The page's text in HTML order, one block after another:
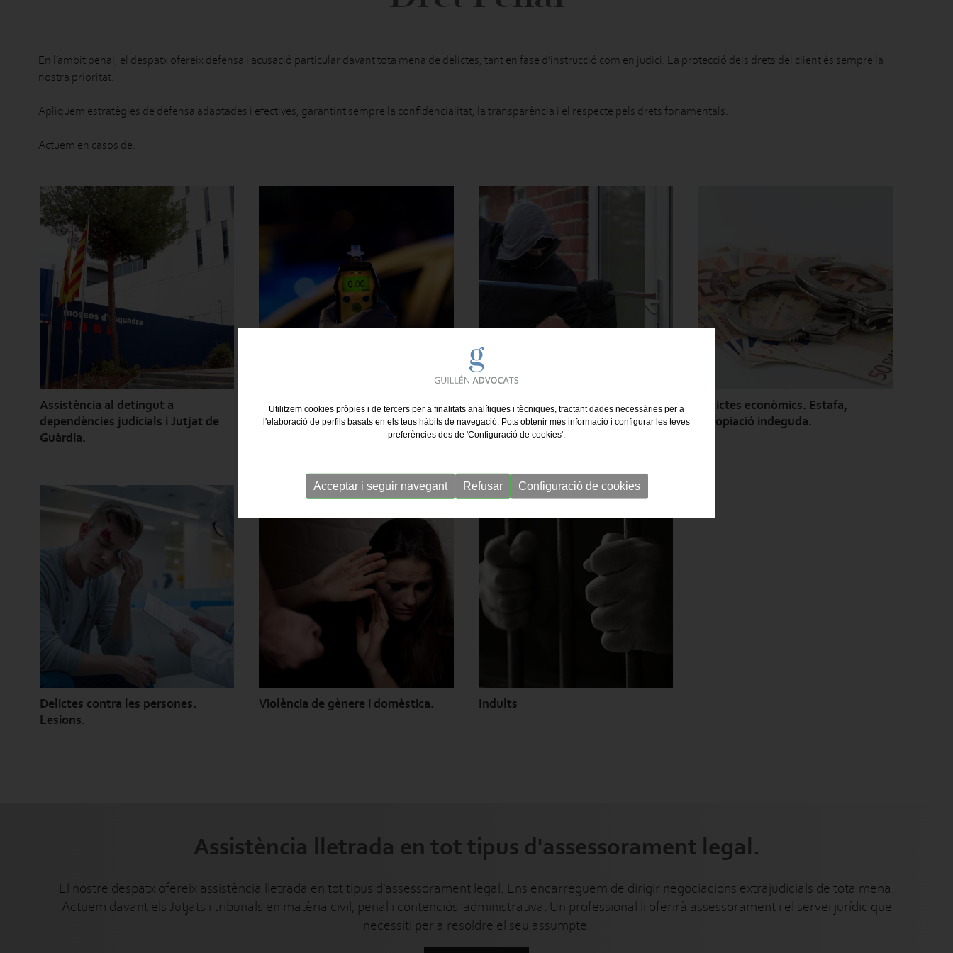
En l’àmbit penal, el despatx ofereix defensa i acusació particular davant tota mena de delictes, tant en fase d’instrucció com en judici. La protecció dels drets del client és sempre la
nostra prioritat.
Apliquem estratègies de defensa adaptades i efectives, garantint sempre la confidencialitat, la transparència i el respecte pels drets fonamentals.
Actuem en casos de:
Assistència al detingut a
dependències judicials i Jutjat de
Guàrdia.
Judicis ràpids per alcoholèmia,
conducció sense carnet, excés de
Delictes contra el patrimoni. Furts,
danys, robatoris.
Delictes econòmics. Estafa,
apropiació indeguda.
Delictes contra les persones.
Lesions.
Violència de gènere i domèstica. Indults
Assistència lletrada en tot tipus d'assessorament legal.
El nostre despatx ofereix assistència lletrada en tot tipus d’assessorament legal. Ens encarreguem de dirigir negociacions extrajudicials de tota mena.
Actuem davant els Jutjats i tribunals en matèria civil, penal i contenciós-administrativa. Un professional li oferirà assessorament i el servei jurídic que
necessiti per a resoldre el seu assumpte.
Utilitzem cookies pròpies i de tercers per a finalitats analítiques i tècniques, tractant dades necessàries per a
l'elaboració de perfils basats en els teus hàbits de navegació. Pots obtenir més informació i configurar les teves
preferències des de 'Configuració de cookies'.
Acceptar i seguir navegant Refusar Configuració de cookies